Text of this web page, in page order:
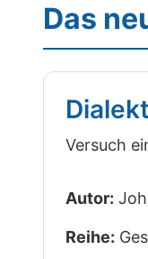
Das
Versuch
Autor:
Reihe: